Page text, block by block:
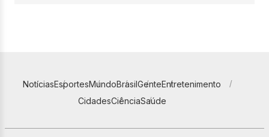
NotíciasEsportesMundoBrasilGenteEntretenimento
CidadesCiênciaSaúde